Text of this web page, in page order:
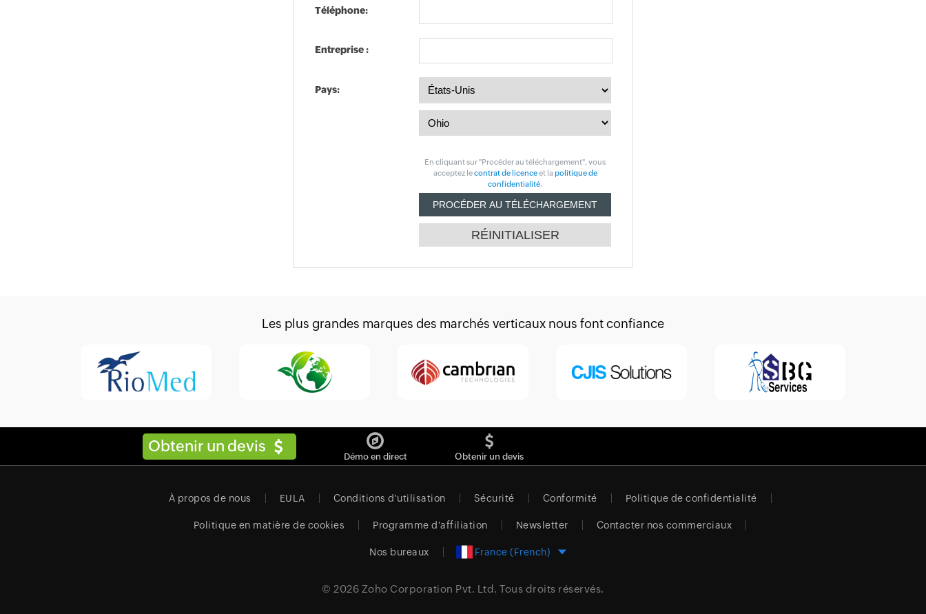
Téléphone:
Entreprise :
Pays:
En cliquant sur "Procéder au téléchargement", vous
acceptez lecontrat de licenceet la politique de
confidentialité.
Les plus grandes marques des marchés verticaux nous font confiance
Obtenir un devis
Démo en direct Obtenir un devis
À propos de nous EULA Conditions d'utilisation Sécurité Conformité Politique de confidentialité
Politique en matière de cookies Programme d'affiliation Newsletter Contacter nos commerciaux
Nos bureaux France (French)
© 2026 Zoho Corporation Pvt. Ltd. Tous droits réservés.